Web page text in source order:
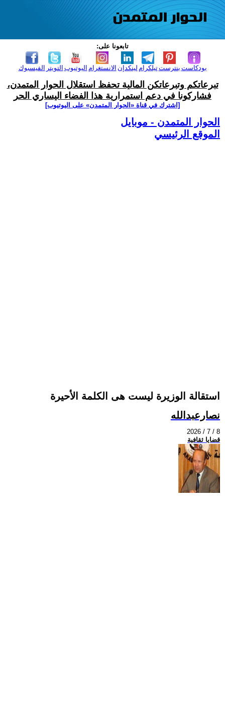
تابعونا على:
الفيسبوك التويتر اليوتيوب الانستغرام لينكدإن تيلكرامبنترست بودكاست
تبرعاتكم وتبرعاتكن المالية تحفظ استقلال الحوار المتمدن،
فشاركونا في دعم استمرارية هذا الفضاء اليساري الحر
[اشترك في قناة ‫«الحوار المتمدن» على اليوتيوب]
الحوار المتمدن - موبايل
الموقع الرئيسي
استقالة الوزيرة ليست هى الكلمة الأحيرة
نصارعبدالله
2026 / 7 / 8
قضايا ثقافية